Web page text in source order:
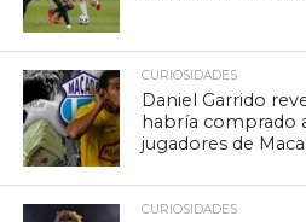
CURIOSIDADES
Daniel Garrido
habría comprado
jugadores de
CURIOSIDADES